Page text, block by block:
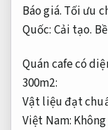
Báo giá. Tối ưu
Quốc: Cải tạo.
Quán cafe có
300m2:
Vật liệu đạt
Việt Nam: